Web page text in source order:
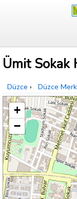
Ümit Sokak
Düzce › Düzce
+
−